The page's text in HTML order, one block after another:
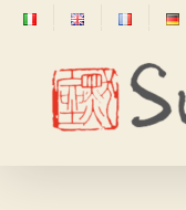
Skip
content